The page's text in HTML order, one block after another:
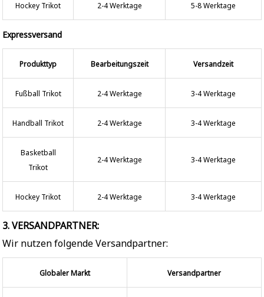
Hockey Trikot 2-4 Werktage 5-8 Werktage
Expressversand
Produkttyp Bearbeitungszeit Versandzeit
Fußball Trikot 2-4 Werktage 3-4 Werktage
Handball Trikot 2-4 Werktage 3-4 Werktage
Basketball
Trikot
2-4 Werktage 3-4 Werktage
Hockey Trikot 2-4 Werktage 3-4 Werktage
3. VERSANDPARTNER:
Wir nutzen folgende Versandpartner:
Globaler Markt Versandpartner